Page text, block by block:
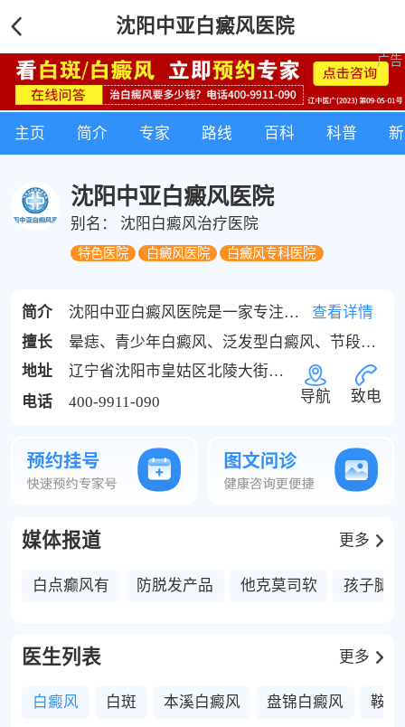
沈阳中亚白癜风医院
主页 简介 专家 路线 百科 科普
沈阳中亚白癜风医院
别名： 沈阳白癜风治疗医院
特色医院 白癜风医院 白癜风专科医院
简介 沈阳中亚白癜风医院是一家专注于白癜风治疗的专业医疗机构，位于辽宁省沈阳市皇姑区北陵大街6号（省公安厅往南走300米）。经过多年的发展，已经成为一家白癜风诊疗的专业机构。医院与国内外优秀的专业院所合作，致力于白癜风的研究与治疗。医院拥有先进的治疗设备和技术，如进口308nm准分子激光、ReCell、黑色素细胞培植技术等，...
查看详情
擅长
晕痣、青少年白癜风、泛发型白癜风、节段型白癜风、顽固性白癜风
地址
辽宁省沈阳市皇姑区北陵大街6号
电话
400-9911-090 导航 致电
媒体报道 更多
白点癫风有 防脱发产品 他克莫司软 孩子腿
医生列表 更多
白癜风 白斑 本溪白癜风 盘锦白癜风 鞍山